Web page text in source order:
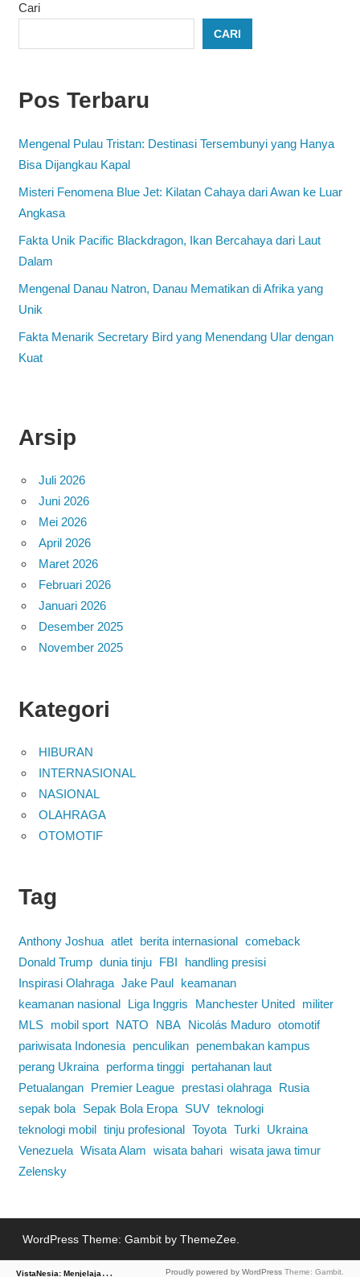
Cari
CARI
Pos Terbaru
Mengenal Pulau Tristan: Destinasi Tersembunyi yang Hanya
Bisa Dijangkau Kapal
Misteri Fenomena Blue Jet: Kilatan Cahaya dari Awan ke Luar
Angkasa
Fakta Unik Pacific Blackdragon, Ikan Bercahaya dari Laut
Dalam
Mengenal Danau Natron, Danau Mematikan di Afrika yang
Unik
Fakta Menarik Secretary Bird yang Menendang Ular dengan
Kuat
Arsip
Juli 2026
Juni 2026
Mei 2026
April 2026
Maret 2026
Februari 2026
Januari 2026
Desember 2025
November 2025
Kategori
HIBURAN
INTERNASIONAL
NASIONAL
OLAHRAGA
OTOMOTIF
Tag
Anthony Joshua atlet berita internasional comeback
Donald Trump dunia tinju FBI
handling presisi
Inspirasi Olahraga Jake Paul
keamanan
keamanan nasional
Liga Inggris Manchester United
militer
MLS
mobil sport NATO NBA Nicolás Maduro otomotif
pariwisata Indonesia
penculikan
penembakan kampus
perang Ukraina
performa tinggi
pertahanan laut
Petualangan
Premier League prestasi olahraga
Rusia
sepak bola
Sepak Bola Eropa SUV teknologi
teknologi mobil tinju profesional Toyota Turki
Ukraina
Venezuela Wisata Alam wisata bahari wisata jawa timur
Zelensky
WordPress Theme: Gambit by ThemeZee.
V
istaNesia: Menjelajah Dunia Lewat Berita Proudly powered by WordPress Theme: Gambit.